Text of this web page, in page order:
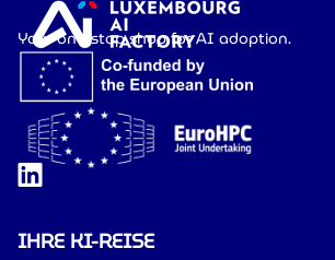
Your one-stop shop for AI adoption.
IHRE KI-REISE